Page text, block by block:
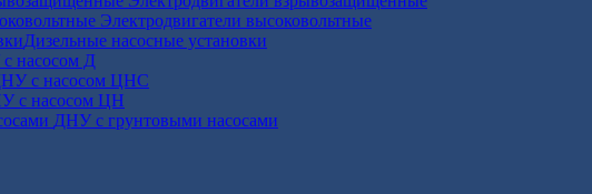
Электродвигатели высоковольтные
Дизельные насосные установки
насосом Д
с насосом ЦНС
с насосом ЦН
ДНУ с грунтовыми насосами